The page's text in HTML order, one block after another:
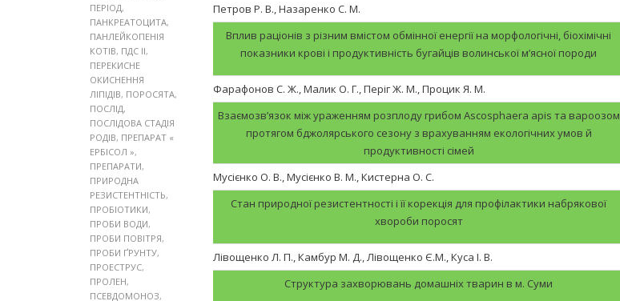
ПЕРІОД,
ПАНКРЕАТОЦИТА,
ПАНЛЕЙКОПЕНІЯ
КОТІВ, ПДС ІІ,
ПЕРЕКИСНЕ
ОКИСНЕННЯ
ЛІПІДІВ, ПОРОСЯТА,
ПОСЛІД,
ПОСЛІДОВА СТАДІЯ
РОДІВ, ПРЕПАРАТ «
ЕРБІСОЛ »,
ПРЕПАРАТИ,
ПРИРОДНА
РЕЗИСТЕНТНІСТЬ,
ПРОБІОТИКИ,
ПРОБИ ВОДИ,
ПРОБИ ПОВІТРЯ,
ПРОБИ ҐРУНТУ,
ПРОЕСТРУС,
ПРОЛЕН,
ПСЕВДОМОНОЗ,
Петров Р. В., Назаренко С. М.
Вплив раціонів з різним вмістом обмінної енергії на морфологічні, біохімічні
показники крові і продуктивність бугайців волинської м’ясної породи
Фарафонов С. Ж., Малик О. Г., Періг Ж. М., Процик Я. М.
Взаємозв’язок між ураженням розплоду грибом Ascosphaera apis та вароозом
протягом бджолярського сезону з врахуванням екологічних умов й
продуктивності сімей
Мусієнко О. В., Мусієнко В. М., Кистерна О. С.
Стан природної резистентності і її корекція для профілактики набрякової
хвороби поросят
Лівощенко Л. П., Камбур М. Д., Лівощенко Є.М., Куса І. В.
Структура захворювань домашніх тварин в м. Суми